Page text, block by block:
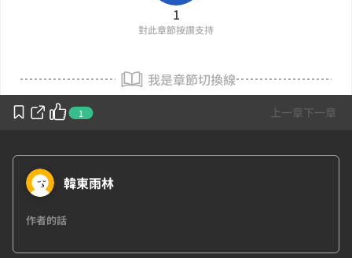
1 上一章下一章
1
對此章節按讚支持
我是章節切換線
韓東雨林
作者的話